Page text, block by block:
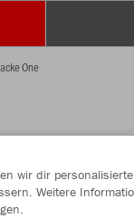
One
wir dir personalisierte
Weitere